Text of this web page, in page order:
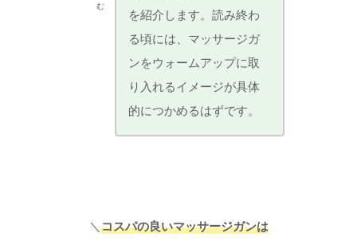
む
を紹介します。読み終わ
る頃には、マッサージガ
ンをウォームアップに取
り入れるイメージが具体
的につかめるはずです。
＼ コスパの良いマッサージガンは